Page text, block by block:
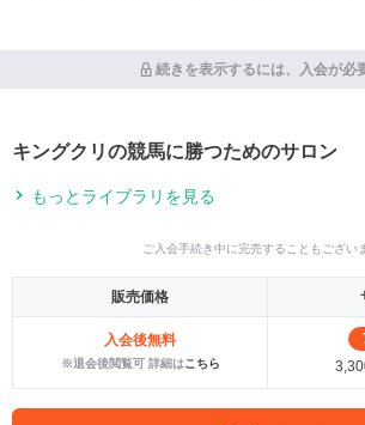
続きを表示するには、入会が必
キングクリの競馬に勝つためのサロン
もっとライブラリを見る
ご入会手続き中に完売することもござい
販売価格
入会後無料
※退会後閲覧可 詳細はこちら